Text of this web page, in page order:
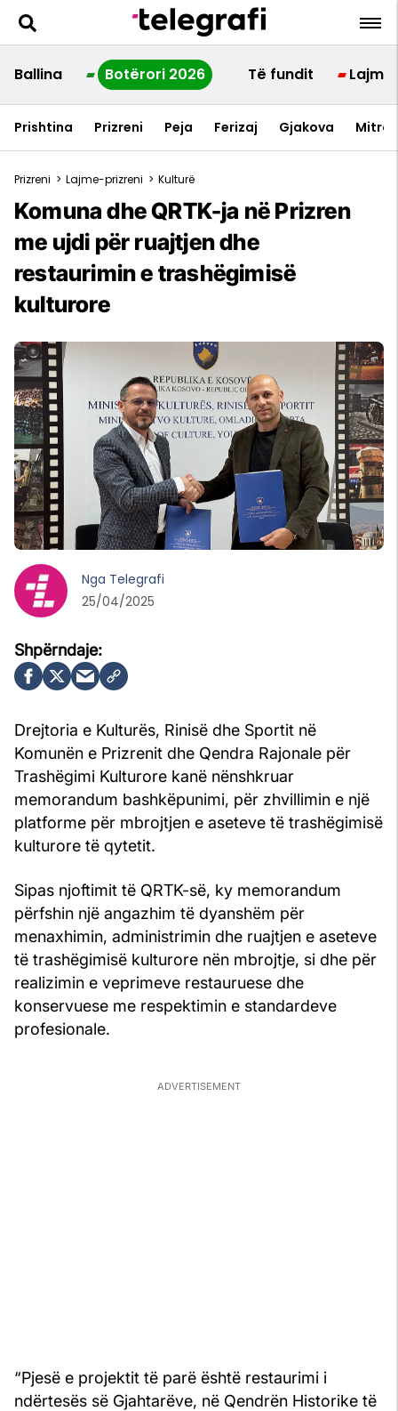
Ballina Botërori 2026 Të fundit Lajme
Prishtina Prizreni Peja Ferizaj Gjakova
Prizreni > Lajme-prizreni > Kulturë
Komuna dhe QRTK-ja në Prizren
me ujdi për ruajtjen dhe
restaurimin e trashëgimisë
kulturore
Drejtoria e Kulturës, Rinisë dhe Sportit në
Komunën e Prizrenit dhe Qendra Rajonale për
Trashëgimi Kulturore kanë nënshkruar
memorandum bashkëpunimi, për zhvillimin e një
platforme për mbrojtjen e aseteve të trashëgimisë
kulturore të qytetit.
Sipas njoftimit të QRTK-së, ky memorandum
përfshin një angazhim të dyanshëm për
menaxhimin, administrimin dhe ruajtjen e aseteve
të trashëgimisë kulturore nën mbrojtje, si dhe për
realizimin e veprimeve restauruese dhe
konservuese me respektimin e standardeve
profesionale.
“Pjesë e projektit të parë është restaurimi i
ndërtesës së Gjahtarëve, në Qendrën Historike të
Nga Telegrafi
25/04/2025